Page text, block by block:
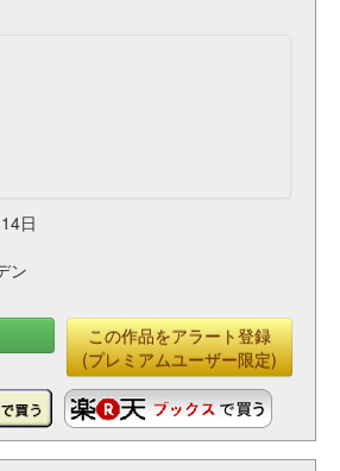
日
ン
この作品をアラート登録
(プレミアムユーザー限定)